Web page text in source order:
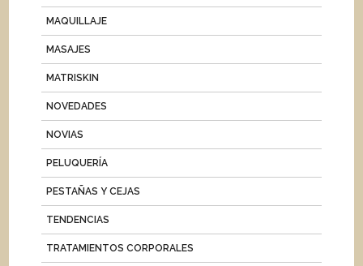
MAQUILLAJE
MASAJES
MATRISKIN
NOVEDADES
NOVIAS
PELUQUERÍA
PESTAÑAS Y CEJAS
TENDENCIAS
TRATAMIENTOS CORPORALES